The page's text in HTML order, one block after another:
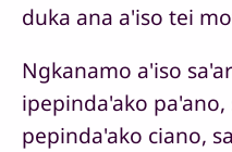
duka ana a'iso tei
Ngkanamo a'iso
ipepinda'ako
pepinda'ako ciano,